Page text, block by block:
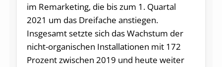
im Remarketing, die bis zum 1. Quartal
2021 um das Dreifache anstiegen.
Insgesamt setzte sich das Wachstum der
nicht-organischen Installationen mit 172
Prozent zwischen 2019 und heute weiter